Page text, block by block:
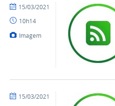
por
publicado
15/03/2021
10h14
Imagem
por
publicado
15/03/2021